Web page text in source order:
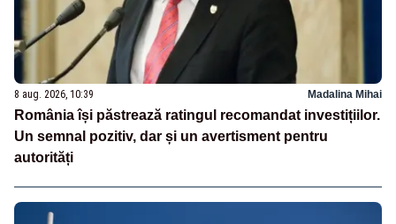
8 aug. 2026, 10:39 Madalina Mihai
România își păstrează ratingul recomandat investițiilor.
Un semnal pozitiv, dar și un avertisment pentru
autorități